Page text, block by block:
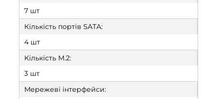
7 шт
Кількість портів SATA:
4 шт
Кількість M.2:
3 шт
Мережеві інтерфейси: